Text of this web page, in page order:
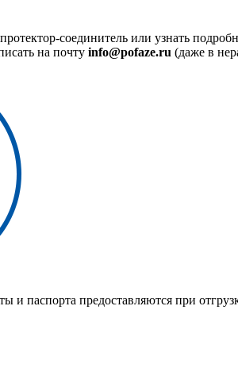
соединитель или узнать
на почту info@pofaze.ru (даже в
и паспорта предоставляются при